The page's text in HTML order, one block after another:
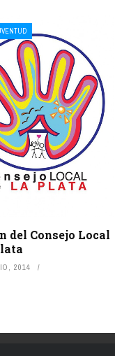
del Consejo Local
2014